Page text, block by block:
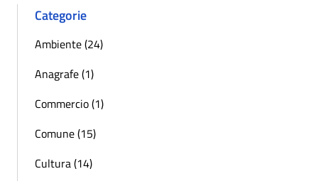
Categorie
Ambiente (24)
Anagrafe (1)
Commercio (1)
Comune (15)
Cultura (14)